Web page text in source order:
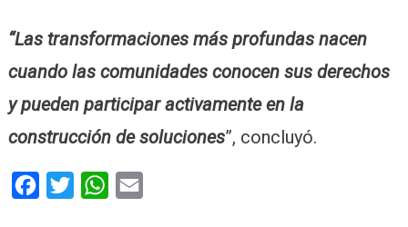
“Las transformaciones más profundas nacen
cuando las comunidades conocen sus derechos
y pueden participar activamente en la
construcción de soluciones”, concluyó.
Facebook
Twitter WhatsApp